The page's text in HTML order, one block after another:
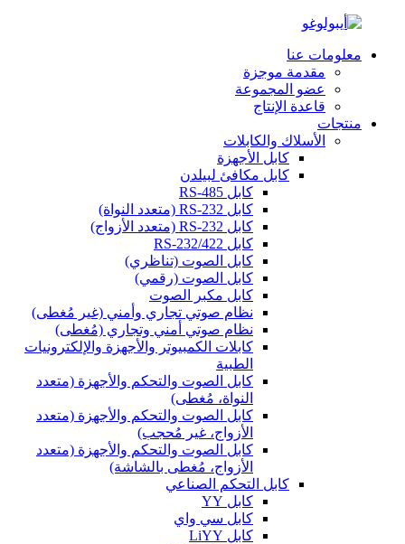
معلومات عنا
مقدمة موجزة
عضو المجموعة
قاعدة الإنتاج
منتجات
الأسلاك والكابلات
كابل الأجهزة
كابل مكافئ لبيلدن
كابل RS-485
كابل RS-232 (متعدد النواة)
كابل RS-232 (متعدد الأزواج)
كابل RS-232/422
كابل الصوت (تناظري)
كابل الصوت (رقمي)
كابل مكبر الصوت
نظام صوتي تجاري وأمني (غير مُغطى)
نظام صوتي أمني وتجاري (مُغطى)
كابلات الكمبيوتر والأجهزة والإلكترونيات
الطبية
كابل الصوت والتحكم والأجهزة (متعدد
النواة، مُغطى)
كابل الصوت والتحكم والأجهزة (متعدد
الأزواج، غير مُحجب)
كابل الصوت والتحكم والأجهزة (متعدد
الأزواج، مُغطى بالشاشة)
كابل التحكم الصناعي
كابل YY
كابل سي واي
كابل LiYY